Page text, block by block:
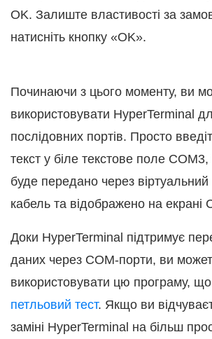
OK. Залиште властивості за
натисніть кнопку «OK».
Починаючи з цього моменту, ви
використовувати HyperTerminal
послідовних портів. Просто
текст у біле текстове поле COM3,
буде передано через
кабель та відображено на екрані
Доки HyperTerminal підтримує
даних через COM-порти, ви
використовувати цю програму,
петльовий тест. Якщо ви
заміні HyperTerminal на більш